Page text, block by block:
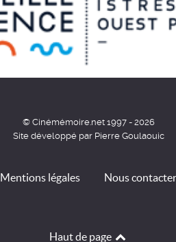
© Cinémémoire.net 1997 - 2026
Site développé par Pierre Goulaouic
Mentions légales Nous contacter
Haut de page